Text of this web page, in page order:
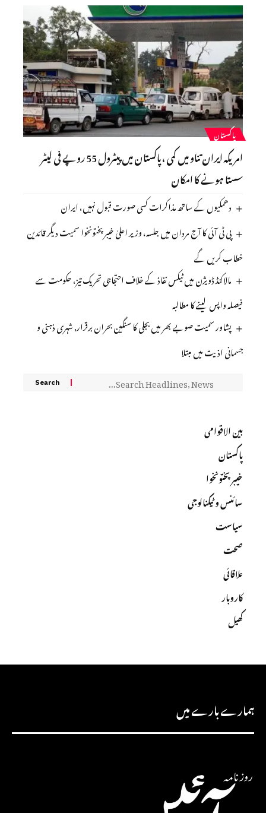
پاکستان
امریکہ ایران تناو میں کمی ،پاکستان میں پیٹرول 55 روپے فی لیٹر
سستا ہونے کا امکان
دھمکیوں کے ساتھ مذاکرات کسی صورت قبول نہیں، ایران
پی ٹی آئی کا آج مردان میں جلسہ، وزیر اعلیٰ خیبر پختونخوا سمیت دیگر قائدین
خطاب کریں گے
مالاکنڈ ڈویژن میں ٹیکس نفاذ کے خلاف احتجاجی تحریک تیز، حکومت سے
فیصلہ واپس لینے کا مطالبہ
پشاور سمیت صوبے بھر میں بجلی کا سنگین بحران برقرار, شہری ذہنی و
جسمانی اذیت میں مبتلا
بین الاقوامی
پاکستان
خیبرپختونخوا
سائنس و ٹیکنالوجی
سیاست
صحت
علاقائی
کاروبار
کھیل
ہمارے بارے میں